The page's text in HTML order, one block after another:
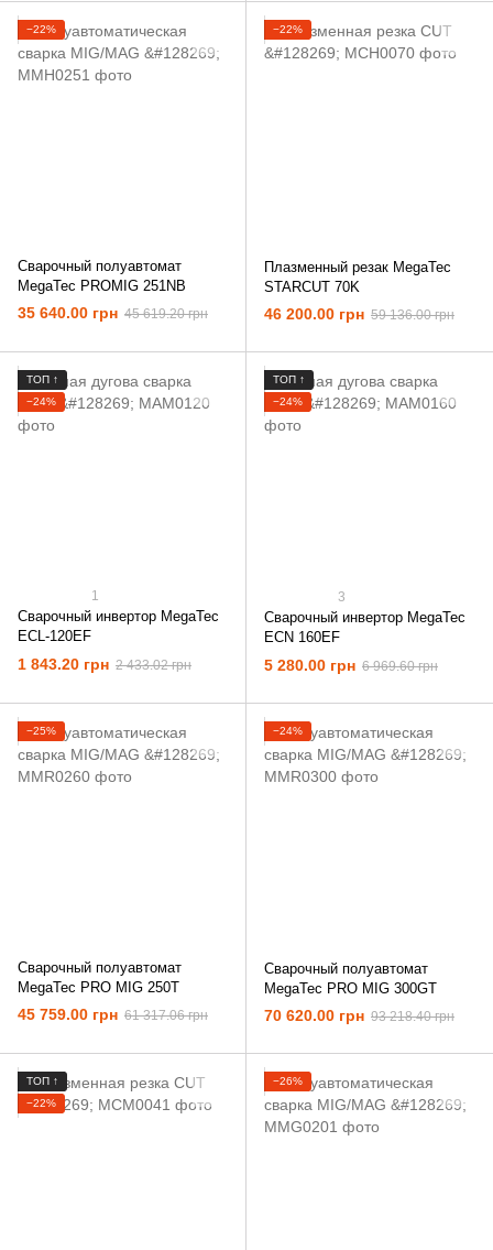
−22%
Сварочный полуавтомат
MegaTec PROMIG 251NB
35 640.00 грн 45 619.20 грн
−22%
Плазменный резак MegaTec
STARCUT 70K
46 200.00 грн 59 136.00 грн
ТОП ↑
−24%
1
Сварочный инвертор MegaTec
ECL-120EF
1 843.20 грн 2 433.02 грн
ТОП ↑
−24%
3
Сварочный инвертор MegaTec
ECN 160EF
5 280.00 грн 6 969.60 грн
−25%
Сварочный полуавтомат
MegaTec PRO MIG 250T
45 759.00 грн 61 317.06 грн
−24%
Сварочный полуавтомат
MegaTec PRO MIG 300GT
70 620.00 грн 93 218.40 грн
ТОП ↑
−22%
−26%